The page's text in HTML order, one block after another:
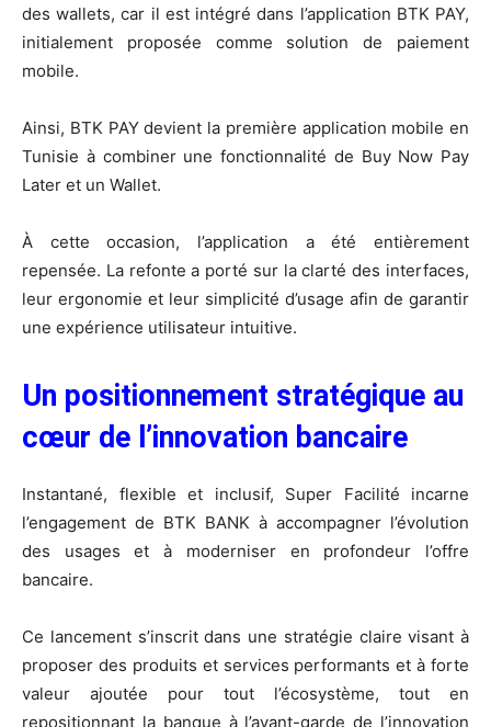
des wallets, car il est intégré dans l’application BTK PAY,
initialement proposée comme solution de paiement
mobile.
Ainsi, BTK PAY devient la première application mobile en
Tunisie à combiner une fonctionnalité de Buy Now Pay
Later et un Wallet.
À cette occasion, l’application a été entièrement
repensée. La refonte a porté sur la clarté des interfaces,
leur ergonomie et leur simplicité d’usage afin de garantir
une expérience utilisateur intuitive.
Un positionnement stratégique au
cœur de l’innovation bancaire
Instantané, flexible et inclusif, Super Facilité incarne
l’engagement de BTK BANK à accompagner l’évolution
des usages et à moderniser en profondeur l’offre
bancaire.
Ce lancement s’inscrit dans une stratégie claire visant à
proposer des produits et services performants et à forte
valeur ajoutée pour tout l’écosystème, tout en
repositionnant la banque à l’avant-garde de l’innovation